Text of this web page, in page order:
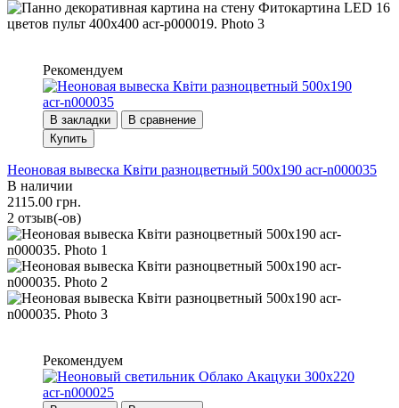
Рекомендуем
В закладки
В сравнение
Купить
Неоновая вывеска Квіти разноцветный 500х190 acr-n000035
В наличии
2115.00 грн.
2 отзыв(-ов)
Рекомендуем